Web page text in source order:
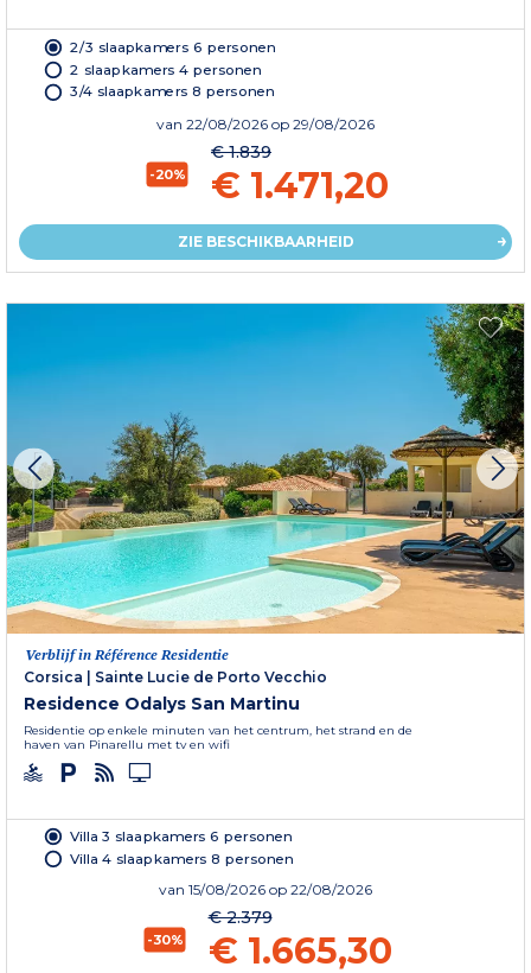
2/3 slaapkamers 6 personen
2 slaapkamers 4 personen
3/4 slaapkamers 8 personen
van 22/08/2026 op 29/08/2026
-20%
€ 1.839
€ 1.471,20
ZIE BESCHIKBAARHEID
Verblijf in Référence Residentie
Corsica
Sainte Lucie de Porto Vecchio
Residence Odalys San Martinu
Residentie op enkele minuten van het centrum, het strand en de
haven van Pinarellu met tv en wifi
Villa 3 slaapkamers 6 personen
Villa 4 slaapkamers 8 personen
van 15/08/2026 op 22/08/2026
-30%
€ 2.379
€ 1.665,30